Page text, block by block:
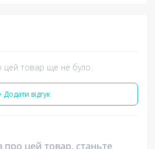
цей товар ще не було.
Додати відгук
про цей товар, станьте